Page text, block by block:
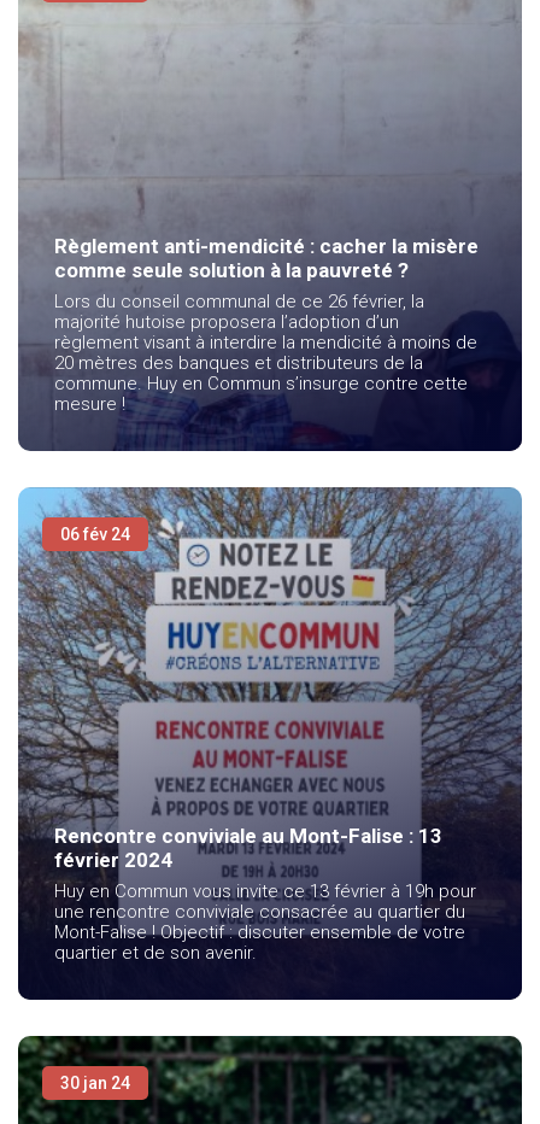
Règlement anti-mendicité : cacher la misère
comme seule solution à la pauvreté ?
Lors du conseil communal de ce 26 février, la
majorité hutoise proposera l’adoption d’un
règlement visant à interdire la mendicité à moins de
20 mètres des banques et distributeurs de la
commune. Huy en Commun s’insurge contre cette
mesure !
06 fév 24
Rencontre conviviale au Mont-Falise : 13
février 2024
Huy en Commun vous invite ce 13 février à 19h pour
une rencontre conviviale consacrée au quartier du
Mont-Falise ! Objectif : discuter ensemble de votre
quartier et de son avenir.
30 jan 24